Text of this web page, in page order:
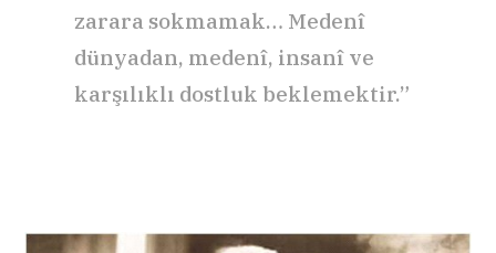
zarara sokmamak… Medenî
dünyadan, medenî, insanî ve
karşılıklı dostluk beklemektir.”